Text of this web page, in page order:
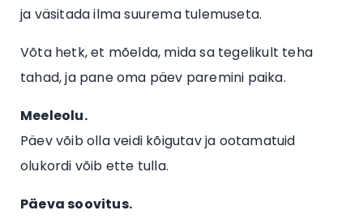
ja väsitada ilma suurema tulemuseta.
Võta hetk, et mõelda, mida sa tegelikult teha
tahad, ja pane oma päev paremini paika.
Meeleolu.
Päev võib olla veidi kõigutav ja ootamatuid
olukordi võib ette tulla.
Päeva soovitus.